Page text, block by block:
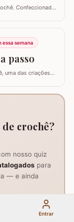
Confeccionado
crochê 1.75mm Flor
essa semana
passo
uma das criações
executá-la e
Execuç
crochê?
nosso quiz
para
— e ainda
Entrar